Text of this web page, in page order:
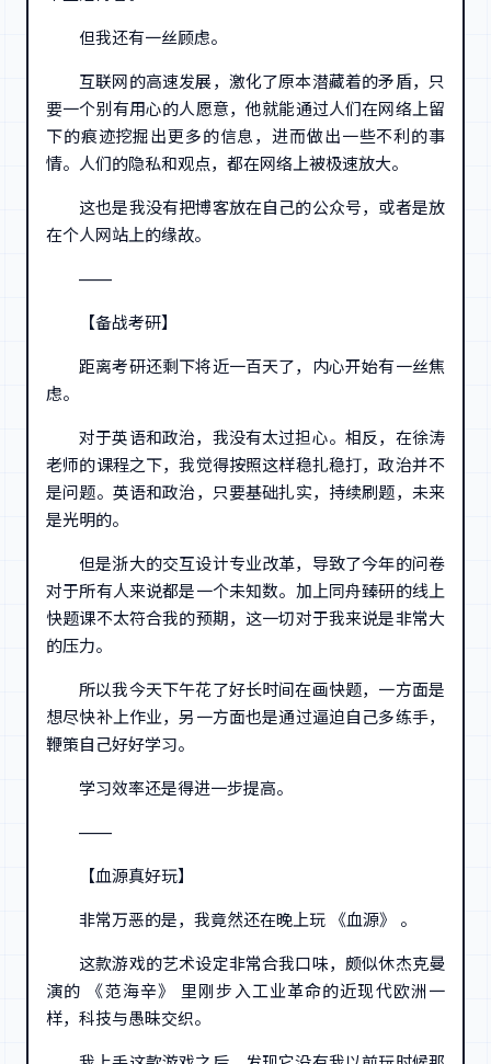
但我还有一丝顾虑。
互联网的高速发展，激化了原本潜藏着的矛盾，只
要一个别有用心的人愿意，他就能通过人们在网络上留
下的痕迹挖掘出更多的信息，进而做出一些不利的事
情。人们的隐私和观点，都在网络上被极速放大。
这也是我没有把博客放在自己的公众号，或者是放
在个人网站上的缘故。
——
【备战考研】
距离考研还剩下将近一百天了，内心开始有一丝焦
虑。
对于英语和政治，我没有太过担心。相反，在徐涛
老师的课程之下，我觉得按照这样稳扎稳打，政治并不
是问题。英语和政治，只要基础扎实，持续刷题，未来
是光明的。
但是浙大的交互设计专业改革，导致了今年的问卷
对于所有人来说都是一个未知数。加上同舟臻研的线上
快题课不太符合我的预期，这一切对于我来说是非常大
的压力。
所以我今天下午花了好长时间在画快题，一方面是
想尽快补上作业，另一方面也是通过逼迫自己多练手，
鞭策自己好好学习。
学习效率还是得进一步提高。
——
【血源真好玩】
非常万恶的是，我竟然还在晚上玩 《血源》 。
这款游戏的艺术设定非常合我口味，颇似休杰克曼
演的 《范海辛》 里刚步入工业革命的近现代欧洲一
样，科技与愚昧交织。